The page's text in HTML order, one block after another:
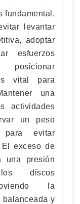
fundamental,
levantar
adoptar
esfuerzos
vital para
una
actividades
un peso
para evitar
exceso de
una presión
los discos
la
balanceada y